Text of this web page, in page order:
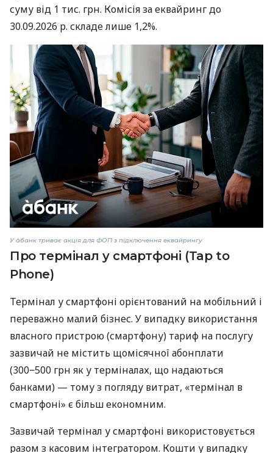
суму від 1 тис. грн. Комісія за еквайринг до
30.09.2026 р. складе лише 1,2%.
У àбанк триває акція для ФОП з підключення еквайрингу
Про термінал у смартфоні (Tap to
Phone)
Термінал у смартфоні орієнтований на мобільний і
переважно малий бізнес. У випадку використання
власного пристрою (смартфону) тариф на послугу
зазвичай не містить щомісячної абонплати
(300−500 грн як у терміналах, що надаються
банками) — тому з погляду витрат, «термінал в
смартфоні» є більш економним.
Зазвичай термінал у смартфоні використовується
разом з касовим інтегратором. Кошти у випадку